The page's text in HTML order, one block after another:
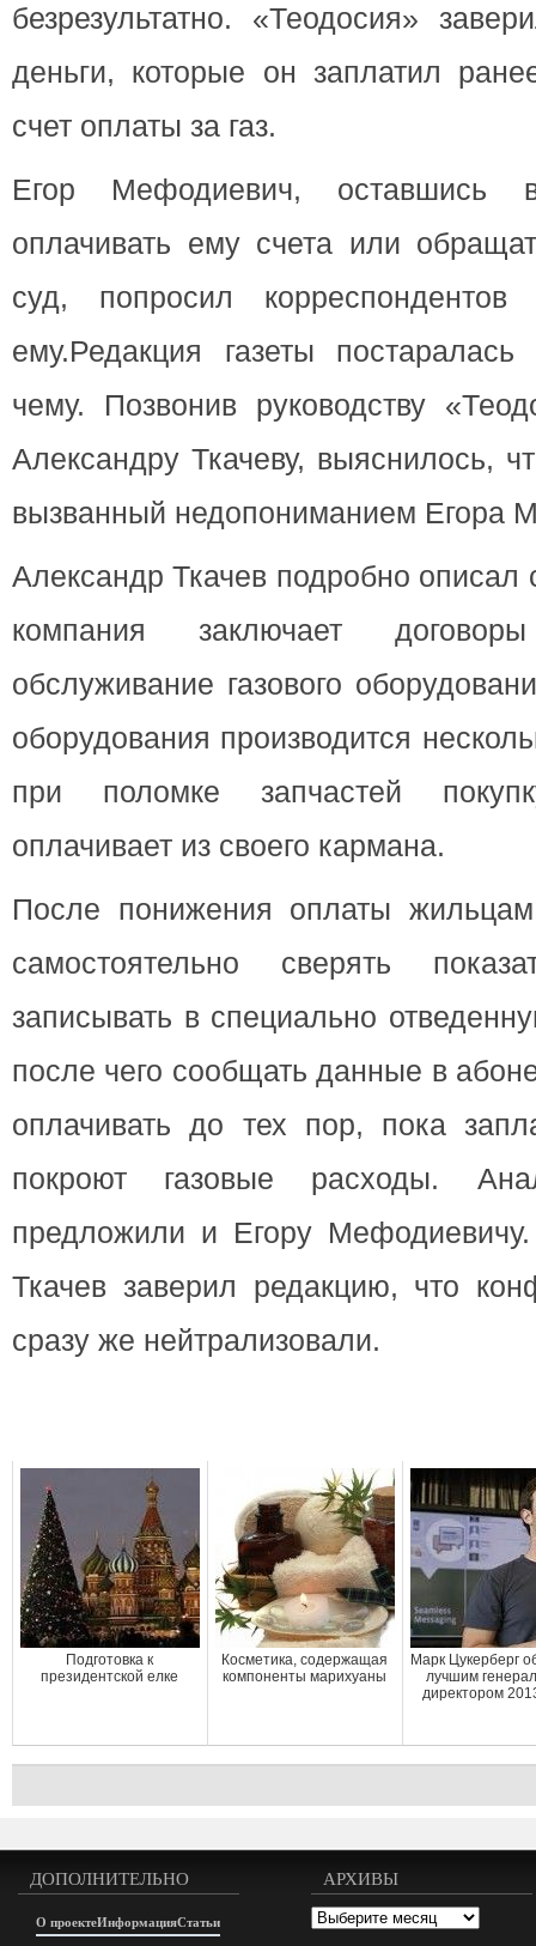
безрезультатно. «Теодосия»
деньги, которые он заплатил
счет оплаты за газ.
Егор Мефодиевич, оставшись в
оплачивать ему счета или
суд, попросил
ему.Редакция газеты
чему. Позвонив руководству
Александру Ткачеву, выяснилось,
вызванный недопониманием Егора
Александр Ткачев подробно описал
компания заключает
обслуживание газового
оборудования производится
при поломке запчастей
оплачивает из своего кармана.
После понижения оплаты
самостоятельно сверять
записывать в специально
после чего сообщать данные в
оплачивать до тех пор, пока
покроют газовые расходы.
предложили и Егору
Ткачев заверил редакцию, что
сразу же нейтрализовали.
Подготовка к
президентской елке
Косметика, содержащая
компоненты марихуаны
Марк Цукерберг
лучшим
директором
ДОПОЛНИТЕЛЬНО
О проектеИнформацияСтатьи
АРХИВЫ
Архивы